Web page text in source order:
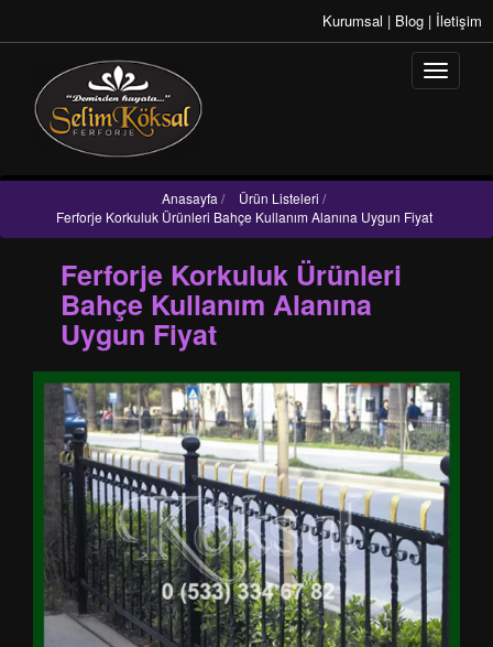
Kurumsal | Blog | İletişim
Anasayfa / Ürün Listeleri /
Ferforje Korkuluk Ürünleri Bahçe Kullanım Alanına Uygun Fiyat
Ferforje Korkuluk Ürünleri
Bahçe Kullanım Alanına
Uygun Fiyat